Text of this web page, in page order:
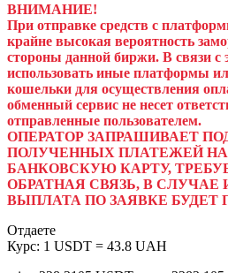
ВНИМАНИЕ!
При отправке средств с
крайне высокая вероятность
стороны данной биржи. В связи с
использовать иные платформы
кошельки для осуществления
обменный сервис не несет
отправленные пользователем.
ОПЕРАТОР ЗАПРАШИВАЕТ
ПОЛУЧЕННЫХ ПЛАТЕЖЕЙ
БАНКОВСКУЮ КАРТУ,
ОБРАТНАЯ СВЯЗЬ, В
ВЫПЛАТА ПО ЗАЯВКЕ БУДЕТ
Отдаете
Курс: 1 USDT = 43.8 UAH